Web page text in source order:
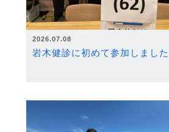
2026.07.08
岩木健診に初めて参加しました